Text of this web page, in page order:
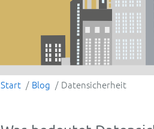
Start Blog Datensicherheit